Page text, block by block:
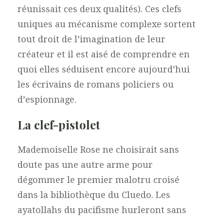
réunissait ces deux qualités). Ces clefs
uniques au mécanisme complexe sortent
tout droit de l’imagination de leur
créateur et il est aisé de comprendre en
quoi elles séduisent encore aujourd’hui
les écrivains de romans policiers ou
d’espionnage.
La clef-pistolet
Mademoiselle Rose ne choisirait sans
doute pas une autre arme pour
dégommer le premier malotru croisé
dans la bibliothèque du Cluedo. Les
ayatollahs du pacifisme hurleront sans